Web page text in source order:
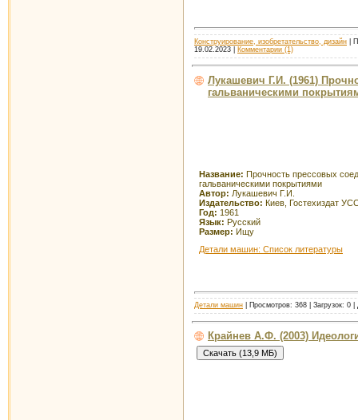
Конструирование, изобретательство, дизайн |
19.02.2023
Комментарии (1)
Лукашевич Г.И. (1961)
гальваническими
Название: Прочность прессовых
гальваническими покрытиями
Автор: Лукашевич Г.И.
Издательство: Киев, Гостехиздат
Год: 1961
Язык: Русский
Размер: Ищу
Детали машин: Список литературы
Детали машин | Просмотров: 368 | Загрузок: 0
Крайнев А.Ф. (2003)